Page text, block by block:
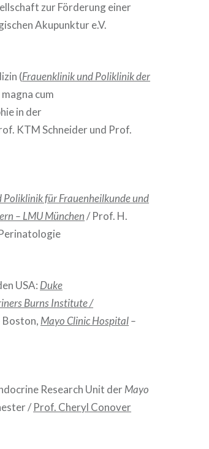
zur Förderung einer
Akupunktur e.V.
(Frauenklinik und Poliklinik der
magna cum
in der
KTM Schneider und Prof.
Poliklinik für Frauenheilkunde und
– LMU München/ Prof. H.
USA: Duke
Burns Institute /
Boston, Mayo Clinic Hospital–
Research Unit derMayo
/Prof. Cheryl Conover